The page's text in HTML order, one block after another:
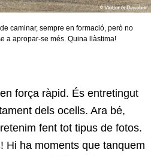
caminar, sempre en formació, però no
a apropar-se més. Quina llàstima!
força ràpid. És entretingut
dels ocells. Ara bé,
fent tot tipus de fotos.
Hi ha moments que tanquem